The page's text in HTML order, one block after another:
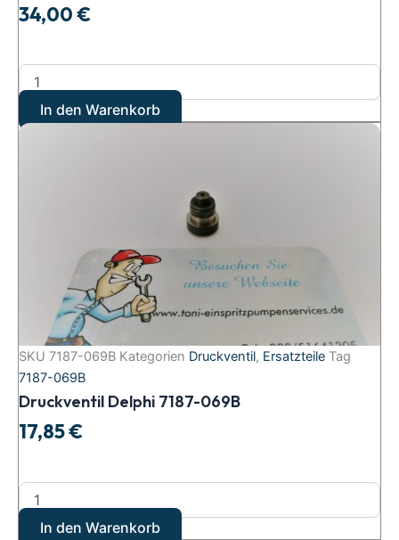
34,00€
In den Warenkorb
SKU 7187-069B Kategorien Druckventil, Ersatzteile Tag
7187-069B
Druckventil Delphi 7187-069B
17,85€
In den Warenkorb